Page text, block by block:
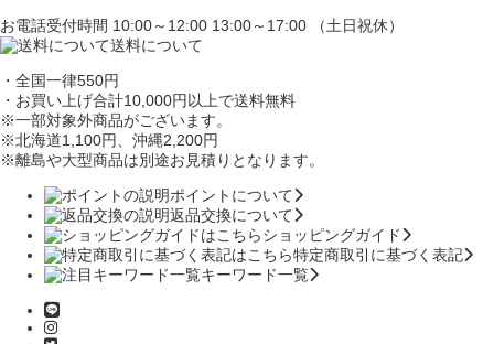
お電話受付時間 10:00～12:00 13:00～17:00 （土日祝休）
送料について
・全国一律550円
・お買い上げ合計10,000円以上で送料無料
※一部対象外商品がございます。
※北海道1,100円 、沖縄2,200円
※離島や大型商品は別途お見積りとなります。
ポイントについて
返品交換について
ショッピングガイド
特定商取引に基づく表記
キーワード一覧